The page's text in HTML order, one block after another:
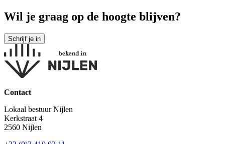
Wil je graag op de hoogte blijven?
Contact
Lokaal bestuur Nijlen
Kerkstraat 4
2560 Nijlen